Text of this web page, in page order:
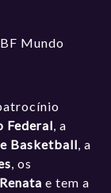
Mundo
Federal, a
Basketball, a
, os
e tem a